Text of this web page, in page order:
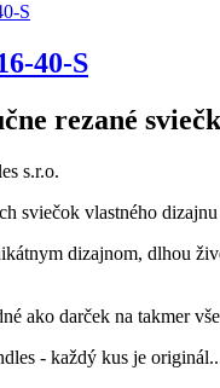
40-S
rezané
s.r.o.
sviečok vlastného
dizajnom, dlhou
ako darček na takmer
- každý kus je